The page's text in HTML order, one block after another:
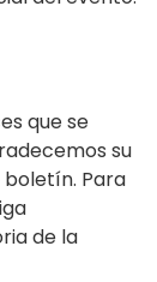
que se
su
Para
de la